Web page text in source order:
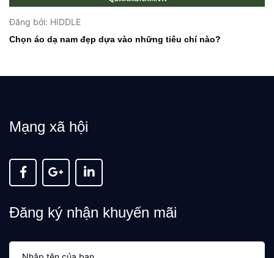
Đăng bởi: HIDDLE
Chọn áo dạ nam đẹp dựa vào những tiêu chí nào?
Mạng xã hội
Đăng ký nhận khuyến mãi